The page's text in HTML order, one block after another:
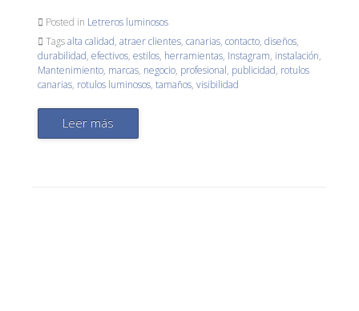
Posted in Letreros luminosos
Tagsalta calidad,atraer clientes,canarias,contacto,diseños,
durabilidad,efectivos,estilos, herramientas, Instagram, instalación,
Mantenimiento, marcas, negocio, profesional, publicidad, rotulos
canarias, rotulos luminosos,tamaños,visibilidad
Leer más